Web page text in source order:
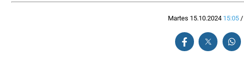
Martes 15.10.2024 15:05/